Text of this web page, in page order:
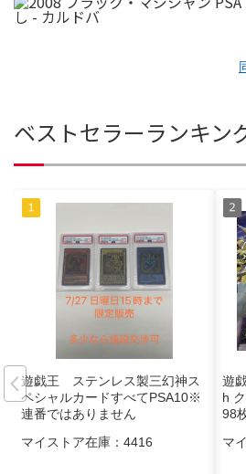
ベストセラーランキン
遊戯王 ステンレス製三幻神ス
ペシャルカードすべてPSA10※
連番ではありません
マイストア在庫： 4416
遊
h
98
マ